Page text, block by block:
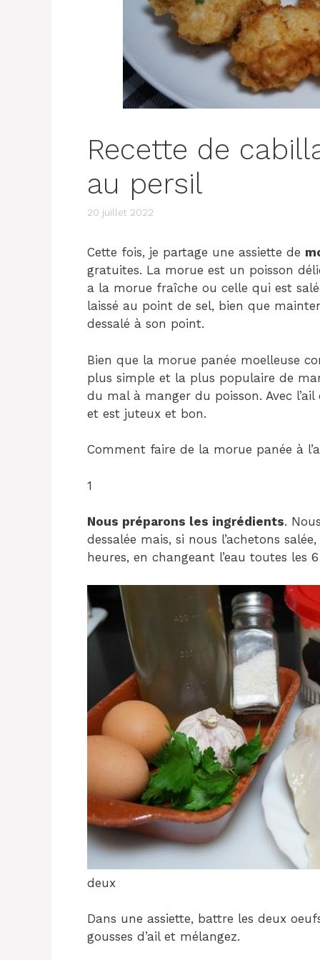
Recette de
au persil
20 juillet 2022
Cette fois, je partage une assiette de
gratuites. La morue est un poisson
a la morue fraîche ou celle qui est
laissé au point de sel, bien que
dessalé à son point.
Bien que la morue panée moelleuse
plus simple et la plus populaire de
du mal à manger du poisson. Avec
et est juteux et bon.
Comment faire de la morue panée à
1
Nous préparons les ingrédients.
dessalée mais, si nous l’achetons
heures, en changeant l’eau toutes les
deux
Dans une assiette, battre les deux
gousses d’ail et mélangez.